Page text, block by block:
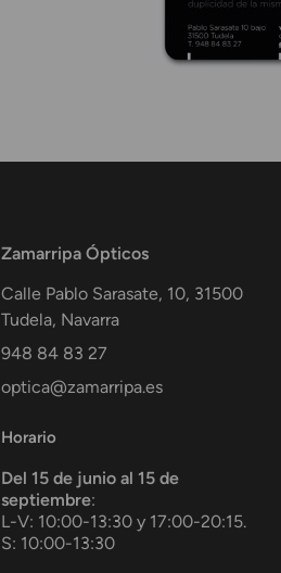
Zamarripa Ópticos
Calle Pablo Sarasate, 10, 31500
Tudela, Navarra
948 84 83 27
optica@zamarripa.es
Horario
Del 15 de junio al 15 de
septiembre:
L-V: 10:00-13:30 y 17:00-20:15.
S: 10:00-13:30